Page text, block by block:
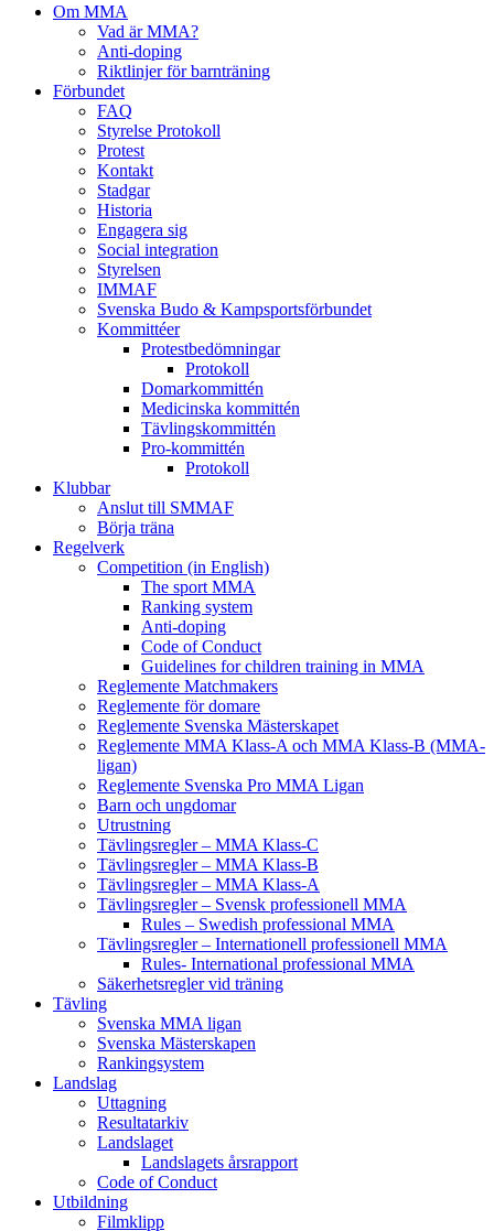
Om MMA
Vad är MMA?
Anti-doping
Riktlinjer för barnträning
Förbundet
FAQ
Styrelse Protokoll
Protest
Kontakt
Stadgar
Historia
Engagera sig
Social integration
Styrelsen
IMMAF
Svenska Budo & Kampsportsförbundet
Kommittéer
Protestbedömningar
Protokoll
Domarkommittén
Medicinska kommittén
Tävlingskommittén
Pro-kommittén
Protokoll
Klubbar
Anslut till SMMAF
Börja träna
Regelverk
Competition (in English)
The sport MMA
Ranking system
Anti-doping
Code of Conduct
Guidelines for children training in MMA
Reglemente Matchmakers
Reglemente för domare
Reglemente Svenska Mästerskapet
Reglemente MMA Klass-A och MMA Klass-B (MMA-
ligan)
Reglemente Svenska Pro MMA Ligan
Barn och ungdomar
Utrustning
Tävlingsregler – MMA Klass-C
Tävlingsregler – MMA Klass-B
Tävlingsregler – MMA Klass-A
Tävlingsregler – Svensk professionell MMA
Rules – Swedish professional MMA
Tävlingsregler – Internationell professionell MMA
Rules- International professional MMA
Säkerhetsregler vid träning
Tävling
Svenska MMA ligan
Svenska Mästerskapen
Rankingsystem
Landslag
Uttagning
Resultatarkiv
Landslaget
Landslagets årsrapport
Code of Conduct
Utbildning
Filmklipp